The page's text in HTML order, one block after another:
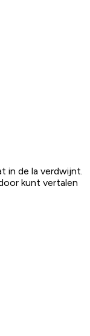
in de la verdwijnt.
kunt vertalen